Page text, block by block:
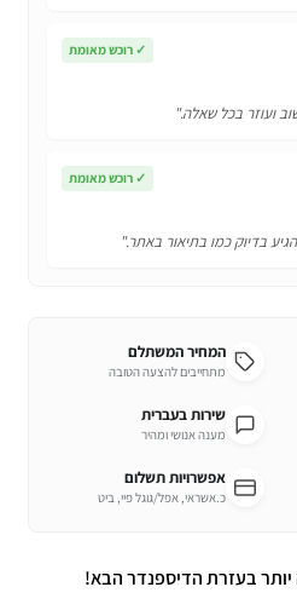
✓ רוכש מאומת
ועוזר בכל שאלה."
✓ רוכש מאומת
בדיוק כמו בתיאור באתר."
המחיר המשתלם
מתחייבים להצעה הטובה
שירות בעברית
מענה אנושי ומהיר
אפשרויות תשלום
כ.אשראי, אפל/גוגל פיי, ביט
יותר בעזרת הדיספנדר הבא!